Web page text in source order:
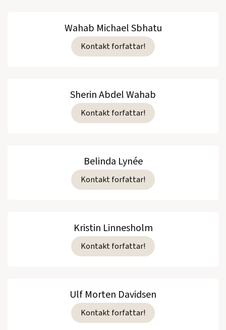
Wahab Michael Sbhatu
Kontakt forfattar!
Sherin Abdel Wahab
Kontakt forfattar!
Belinda Lynée
Kontakt forfattar!
Kristin Linnesholm
Kontakt forfattar!
Ulf Morten Davidsen
Kontakt forfattar!